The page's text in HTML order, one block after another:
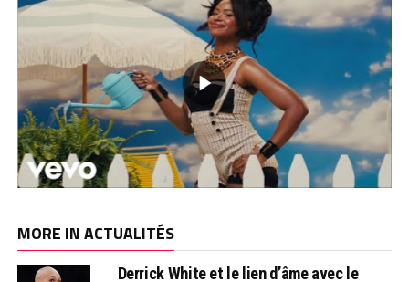
MORE IN ACTUALITÉS
Derrick White et le lien d’âme avec le